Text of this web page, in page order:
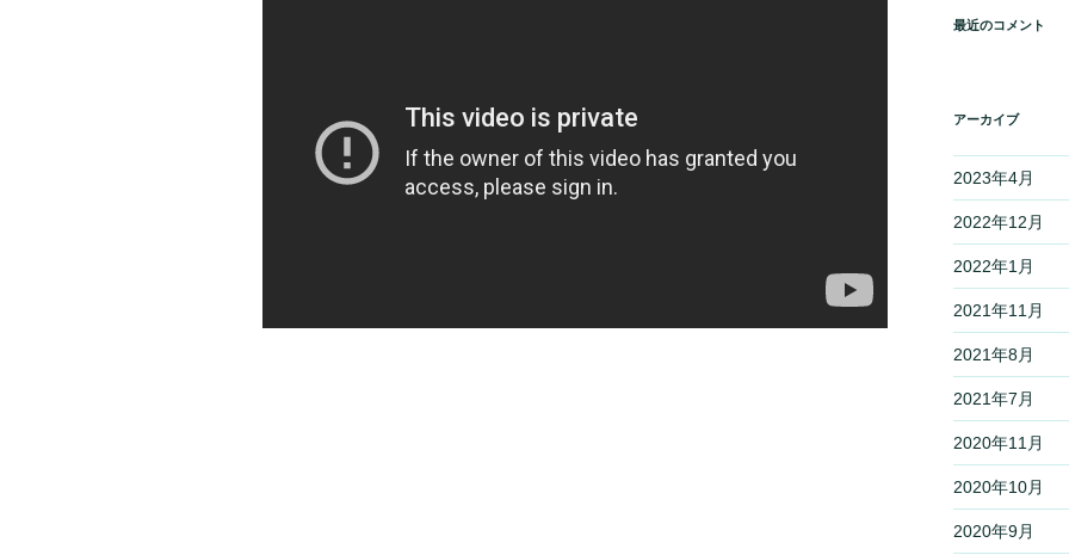
最近のコメント
アーカイブ
2023年4月
2022年12月
2022年1月
2021年11月
2021年8月
2021年7月
2020年11月
2020年10月
2020年9月